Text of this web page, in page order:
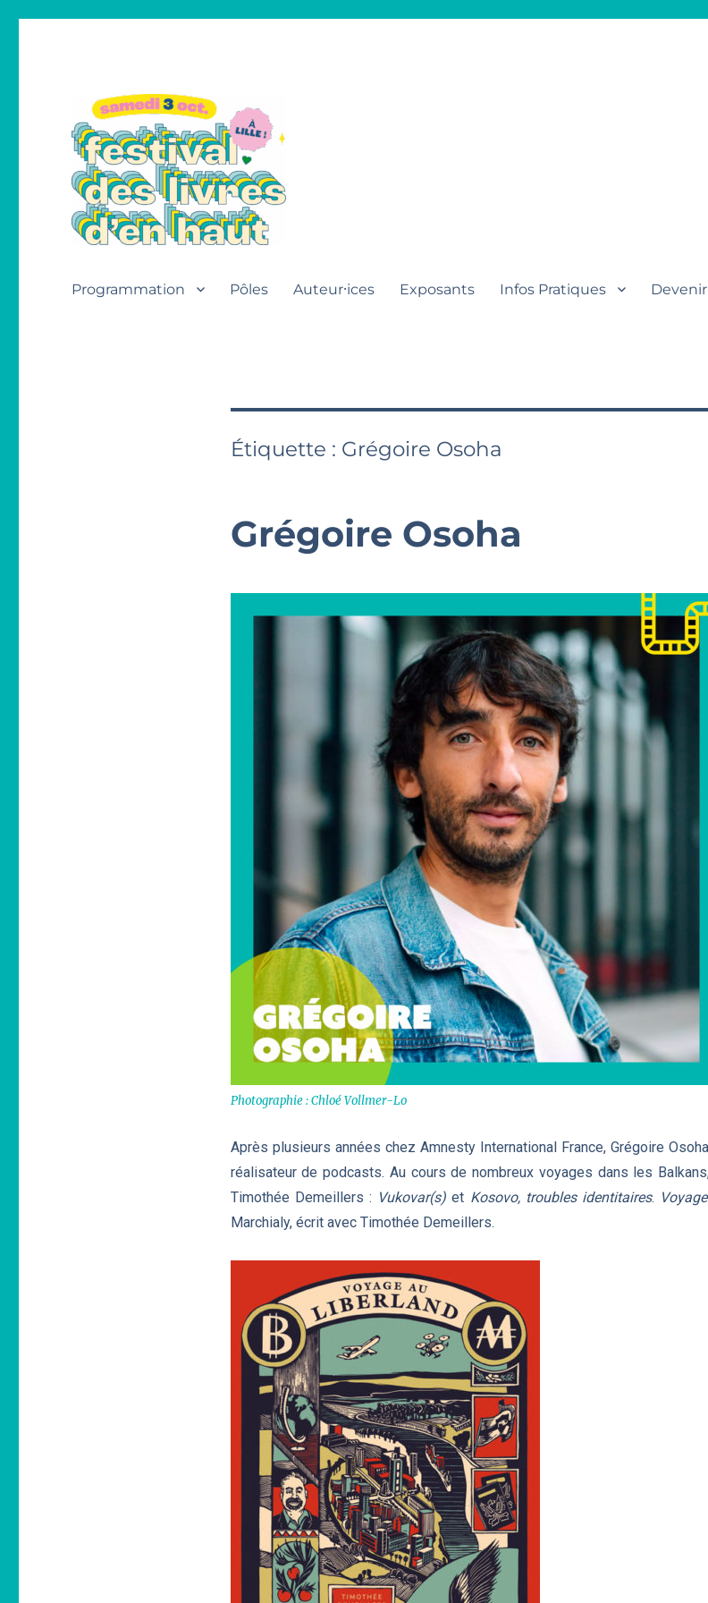
Programmation Pôles Auteur⸱ices Exposants Infos Pratiques
Étiquette : Grégoire Osoha
Grégoire Osoha
Photographie : Chloé Vollmer-Lo
Après plusieurs années chez Amnesty International France, Grégoire
réalisateur de podcasts. Au cours de nombreux voyages dans les
Timothée Demeillers : Vukovar(s) et Kosovo, troubles identitaires.
Marchialy, écrit avec Timothée Demeillers.